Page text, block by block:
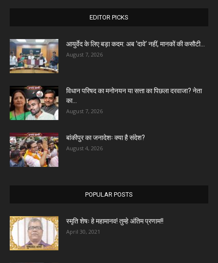
EDITOR PICKS
आयुर्वेद के लिए बड़ा कदम: अब ‘दावे’ नहीं, मानकों की कसौटी...
August 7, 2026
विधान परिषद का मनोनयन या सत्ता का पिछला दरवाजा? नेता
का...
August 7, 2026
बांकीपुर का जनादेशः क्या है संदेश?
August 4, 2026
POPULAR POSTS
स्मृति शेषः हे महामानव! तुम्हे अंतिम प्रणाम!!
April 30, 2021